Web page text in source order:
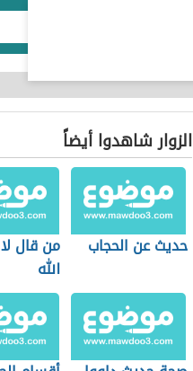
الزوار شاهدوا أيضاً
حديث عن الحجاب
من قال لا
الله